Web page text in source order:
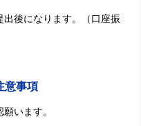
後になります。（口座振
意事項
います。